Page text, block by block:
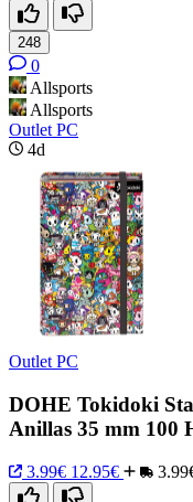
248
0
Allsports
Allsports
Outlet PC
4d
Outlet PC
DOHE Tokidoki
Anillas 35 mm 100
3.99€ 12.95€